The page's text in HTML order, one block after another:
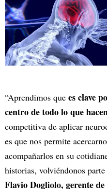
“Aprendimos que es clave
centro de todo lo que
competitiva de aplicar
es que nos permite
acompañarlos en su
historias, volviéndonos
Flavio Dogliolo, gerente